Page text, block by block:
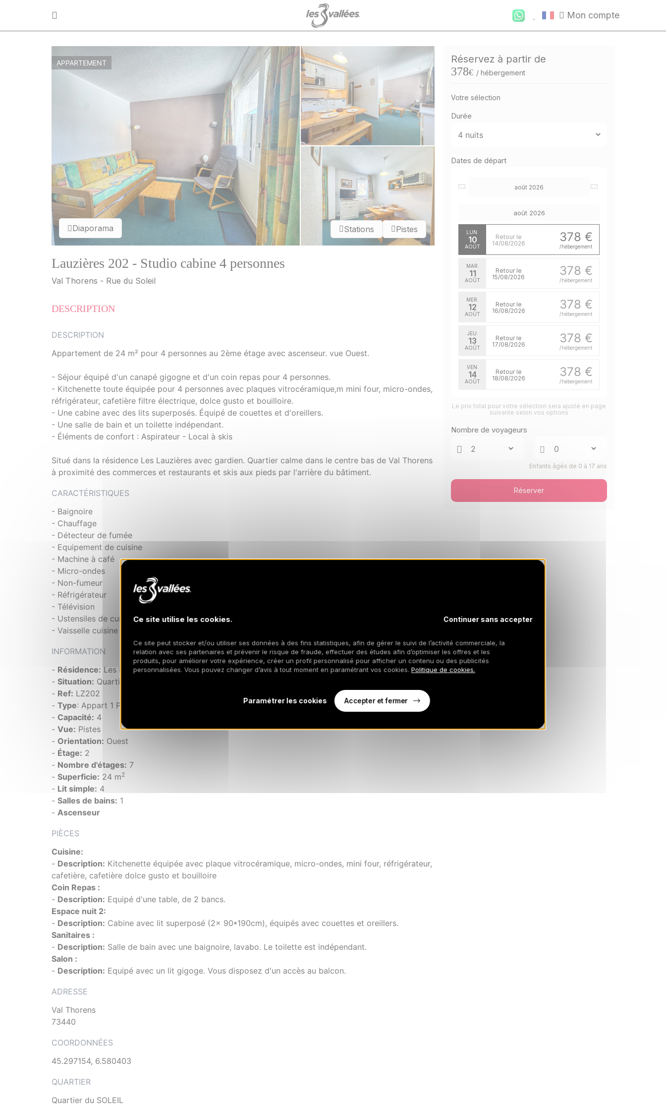
Mon compte
Diaporama Stations Pistes
APPARTEMENT
Lauzières 202 - Studio cabine 4 personnes
Val Thorens - Rue du Soleil
DESCRIPTION
DESCRIPTION
Appartement de 24 m² pour 4 personnes au 2ème étage avec ascenseur. vue Ouest.
- Séjour équipé d'un canapé gigogne et d'un coin repas pour 4 personnes.
- Kitchenette toute équipée pour 4 personnes avec plaques vitrocéramique,m mini four, micro-ondes,
réfrigérateur, cafetière filtre électrique, dolce gusto et bouilloire.
- Une cabine avec des lits superposés. Équipé de couettes et d'oreillers.
- Une salle de bain et un toilette indépendant.
- Éléments de confort : Aspirateur - Local à skis
Situé dans la résidence Les Lauzières avec gardien. Quartier calme dans le centre bas de Val Thorens
à proximité des commerces et restaurants et skis aux pieds par l'arrière du bâtiment.
CARACTÉRISTIQUES
- Baignoire
- Chauffage
- Détecteur de fumée
- Equipement de cuisine
- Machine à café
- Micro-ondes
- Non-fumeur
- Réfrigérateur
- Télévision
- Ustensiles de cuisine
- Vaisselle cuisine
INFORMATION
- Résidence: Les Lauzières
- Situation: Quartier du SOLEIL
- Ref: LZ202
- Type: Appart 1 Pièces + cabine
- Capacité: 4
- Vue: Pistes
- Orientation: Ouest
- Étage: 2
- Nombre d'étages: 7
- Superficie: 24 m2
- Lit simple: 4
- Salles de bains: 1
- Ascenseur
PIÈCES
Cuisine:
- Description: Kitchenette équipée avec plaque vitrocéramique, micro-ondes, mini four, réfrigérateur,
cafetière, cafetière dolce gusto et bouilloire
Coin Repas :
- Description: Equipé d'une table, de 2 bancs.
Espace nuit 2:
- Description: Cabine avec lit superposé (2x 90*190cm), équipés avec couettes et oreillers.
Sanitaires :
- Description: Salle de bain avec une baignoire, lavabo. Le toilette est indépendant.
Salon :
- Description: Equipé avec un lit gigoge. Vous disposez d'un accès au balcon.
ADRESSE
Val Thorens
73440
COORDONNÉES
45.297154, 6.580403
QUARTIER
Quartier du SOLEIL
Réservez à partir de
378€ / hébergement
Votre sélection
Durée
Dates de départ
août 2026
août 2026
LUN.
10
AOÛT
378 €
/hébergement
Retour le
14/08/2026
MAR.
11
AOÛT
378 €
/hébergement
Retour le
15/08/2026
MER.
12
AOÛT
378 €
/hébergement
Retour le
16/08/2026
JEU.
13
AOÛT
378 €
/hébergement
Retour le
17/08/2026
VEN.
14
AOÛT
378 €
/hébergement
Retour le
18/08/2026
15 378 €
/hébergement
Retour le
19/08/2026
DIM.
AOÛT /hébergement
20/08/2026
378 €
21/08/2026
MAR. 378 €
Le prix total pour votre sélection sera ajusté en page
suivante selon vos options
Nombre de voyageurs
Enfants âgés de 0 à 17 ans
Réserver
Ce site utilise les cookies. Continuer sans accepter
Ce site peut stocker et/ou utiliser ses données à des fins statistiques, afin de gérer le suivi de l’activité commerciale, la
relation avec ses partenaires et prévenir le risque de fraude, effectuer des études afin d’optimiser les offres et les
produits, pour améliorer votre expérience, créer un profil personnalisé pour afficher un contenu ou des publicités
personnalisées. Vous pouvez changer d’avis à tout moment en paramétrant vos cookies. Politique de cookies.
Paramétrer les cookies Accepter et fermer